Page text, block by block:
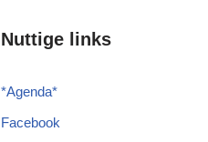
Nuttige links
*Agenda*
Facebook